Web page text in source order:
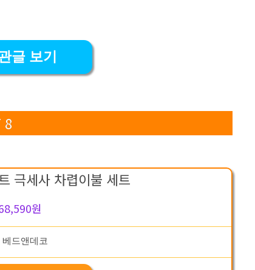
글 보기
8
극세사 차렵이불 세트
원